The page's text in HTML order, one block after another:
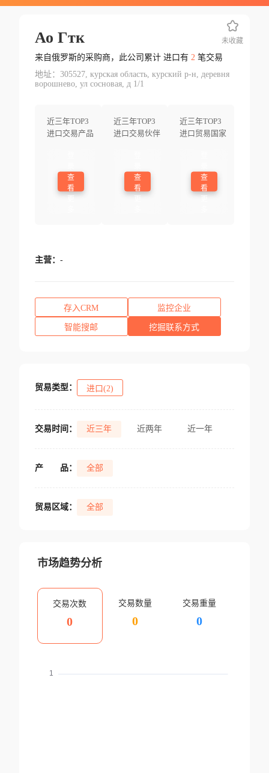
Ао Гтк
来自俄罗斯的采购商，此公司累计 进口有 2笔交易
地址：305527, курская область, курский р-н, деревня
ворошнево, ул сосновая, д 1/1
近三年TOP3
进口交易产品
查
看
近三年TOP3
进口交易伙伴
查
看
近三年TOP3
进口贸易国家
查
看
未收藏
主营： -
存入CRM 监控企业
智能搜邮 挖掘联系方式
贸易类型： 进口(2)
交易时间： 近三年 近两年 近一年
产 品： 全部
贸易区域： 全部
市场趋势分析
交易次数
0
交易数量
0
交易重量
0